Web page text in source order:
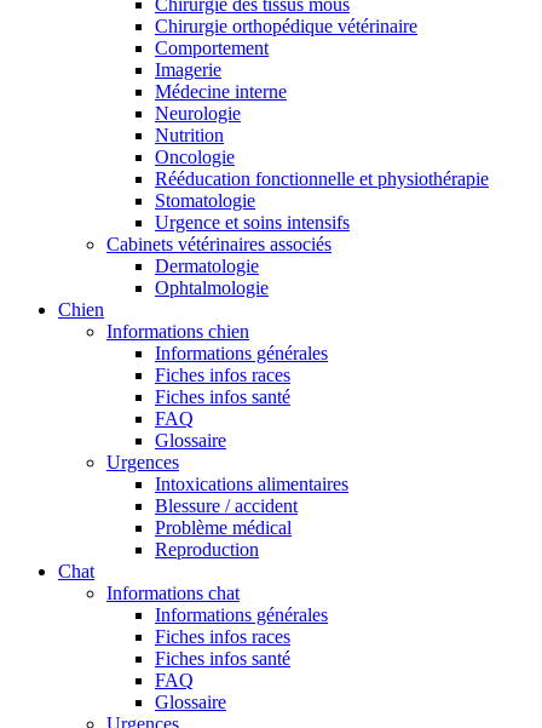
Chirurgie des tissus mous
Chirurgie orthopédique vétérinaire
Comportement
Imagerie
Médecine interne
Neurologie
Nutrition
Oncologie
Rééducation fonctionnelle et physiothérapie
Stomatologie
Urgence et soins intensifs
Cabinets vétérinaires associés
Dermatologie
Ophtalmologie
Chien
Informations chien
Informations générales
Fiches infos races
Fiches infos santé
FAQ
Glossaire
Urgences
Intoxications alimentaires
Blessure / accident
Problème médical
Reproduction
Chat
Informations chat
Informations générales
Fiches infos races
Fiches infos santé
FAQ
Glossaire
Urgences